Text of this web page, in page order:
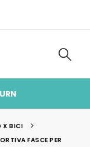
X BICI
FASCE PER